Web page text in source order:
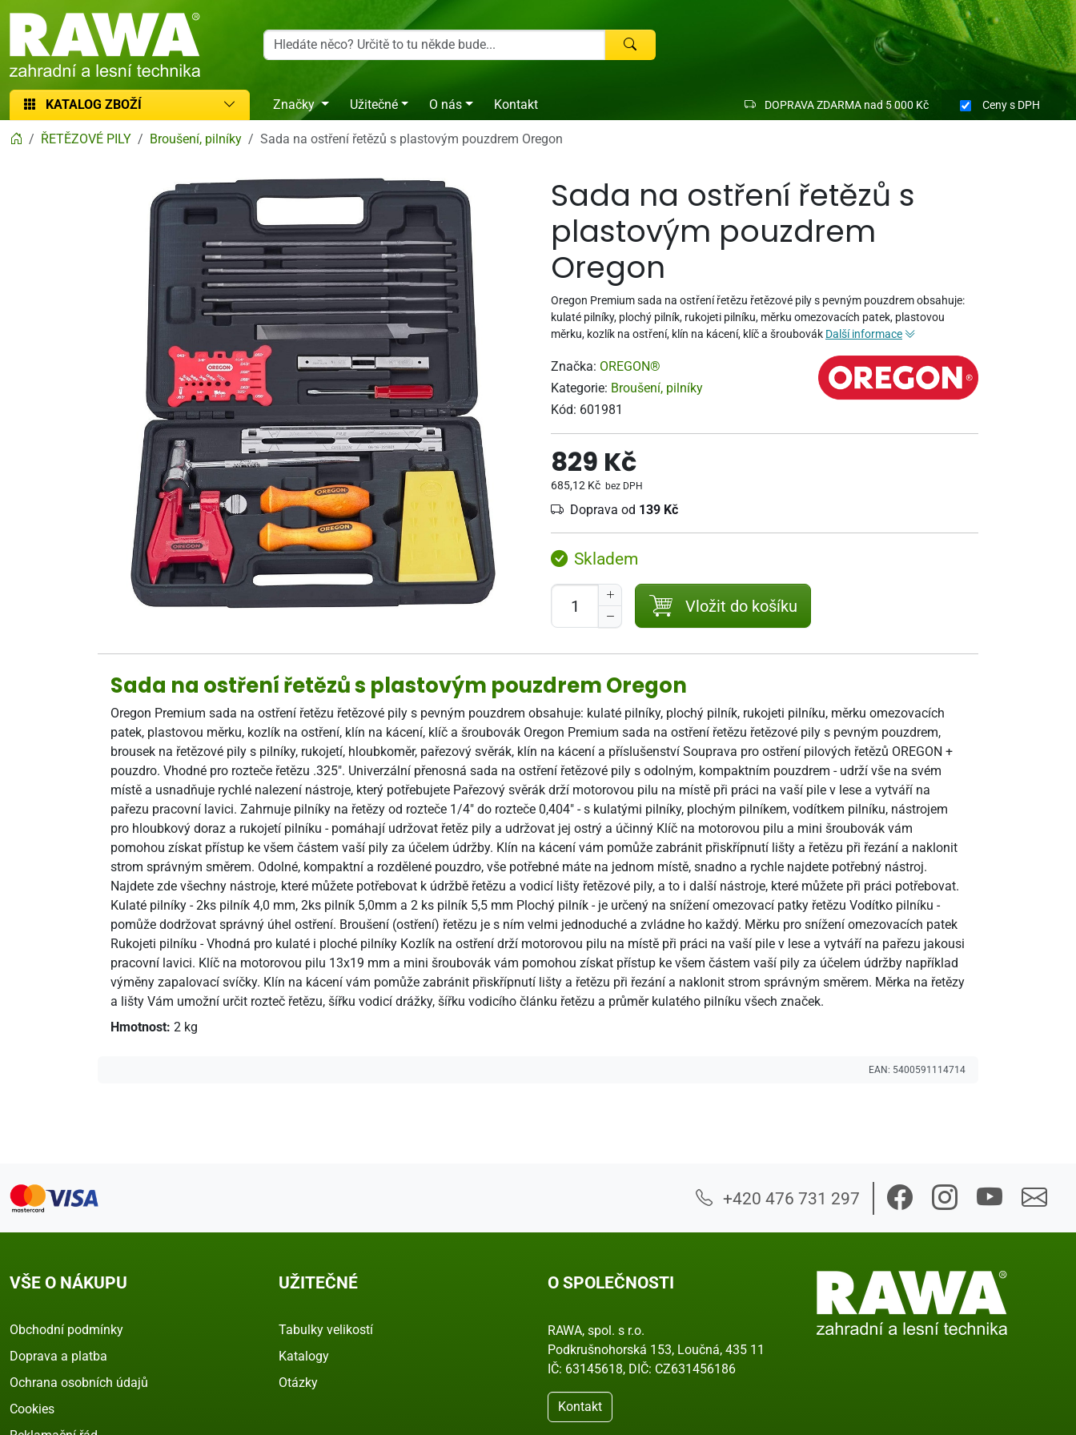
RAWA zahradní a lesní technika
KATALOG ZBOŽÍ Značky Užitečné O nás Kontakt DOPRAVA ZDARMA nad 5 000 Kč Cenys DPH
ŘETĚZOVÉ PILY Broušení, pilníky Sada na ostření řetězů s plastovým pouzdrem Oregon
Sada na ostření řetězů s
plastovým pouzdrem
Oregon
Oregon Premium sada na ostření řetězu řetězové pily s pevným pouzdrem obsahuje:
kulaté pilníky, plochý pilník, rukojeti pilníku, měrku omezovacích patek, plastovou
měrku, kozlík na ostření, klín na kácení, klíč a šroubovák Další informace
Značka: OREGON®
Kategorie: Broušení, pilníky
Kód: 601981
829 Kč
685,12 Kč bez DPH
Doprava od 139 Kč
Skladem
Vložit do košíku
Sada na ostření řetězů s plastovým pouzdrem Oregon
Oregon Premium sada na ostření řetězu řetězové pily s pevným pouzdrem obsahuje: kulaté pilníky, plochý pilník, rukojeti pilníku, měrku omezovacích
patek, plastovou měrku, kozlík na ostření, klín na kácení, klíč a šroubovák Oregon Premium sada na ostření řetězu řetězové pily s pevným pouzdrem,
brousek na řetězové pily s pilníky, rukojetí, hloubkoměr, pařezový svěrák, klín na kácení a příslušenství Souprava pro ostření pilových řetězů OREGON +
pouzdro. Vhodné pro rozteče řetězu .325". Univerzální přenosná sada na ostření řetězové pily s odolným, kompaktním pouzdrem - udrží vše na svém
místě a usnadňuje rychlé nalezení nástroje, který potřebujete Pařezový svěrák drží motorovou pilu na místě při práci na vaší pile v lese a vytváří na
pařezu pracovní lavici. Zahrnuje pilníky na řetězy od rozteče 1/4" do rozteče 0,404" - s kulatými pilníky, plochým pilníkem, vodítkem pilníku, nástrojem
pro hloubkový doraz a rukojetí pilníku - pomáhají udržovat řetěz pily a udržovat jej ostrý a účinný Klíč na motorovou pilu a mini šroubovák vám
pomohou získat přístup ke všem částem vaší pily za účelem údržby. Klín na kácení vám pomůže zabránit přiskřípnutí lišty a řetězu při řezání a naklonit
strom správným směrem. Odolné, kompaktní a rozdělené pouzdro, vše potřebné máte na jednom místě, snadno a rychle najdete potřebný nástroj.
Najdete zde všechny nástroje, které můžete potřebovat k údržbě řetězu a vodicí lišty řetězové pily, a to i další nástroje, které můžete při práci potřebovat.
Kulaté pilníky - 2ks pilník 4,0 mm, 2ks pilník 5,0mm a 2 ks pilník 5,5 mm Plochý pilník - je určený na snížení omezovací patky řetězu Vodítko pilníku -
pomůže dodržovat správný úhel ostření. Broušení (ostření) řetězu je s ním velmi jednoduché a zvládne ho každý. Měrku pro snížení omezovacích patek
Rukojeti pilníku - Vhodná pro kulaté i ploché pilníky Kozlík na ostření drží motorovou pilu na místě při práci na vaší pile v lese a vytváří na pařezu jakousi
pracovní lavici. Klíč na motorovou pilu 13x19 mm a mini šroubovák vám pomohou získat přístup ke všem částem vaší pily za účelem údržby například
výměny zapalovací svíčky. Klín na kácení vám pomůže zabránit přiskřípnutí lišty a řetězu při řezání a naklonit strom správným směrem. Měrka na řetězy
a lišty Vám umožní určit rozteč řetězu, šířku vodicí drážky, šířku vodicího článku řetězu a průměr kulatého pilníku všech značek.
Hmotnost: 2 kg
EAN: 5400591114714
+420 476 731 297
VŠE O NÁKUPU
Obchodní podmínky
Doprava a platba
Ochrana osobních údajů
Cookies
UŽITEČNÉ
Tabulky velikostí
Katalogy
Otázky
O SPOLEČNOSTI
RAWA, spol. s r.o.
Podkrušnohorská 153, Loučná, 435 11
IČ: 63145618, DIČ: CZ631456186
Kontakt